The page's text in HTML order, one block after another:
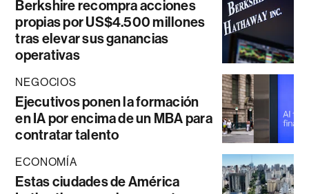
Berkshire recompra acciones
propias por US$4.500 millones
tras elevar sus ganancias
operativas
NEGOCIOS
Ejecutivos ponen la formación
en IA por encima de un MBA para
contratar talento
ECONOMÍA
Estas ciudades de América